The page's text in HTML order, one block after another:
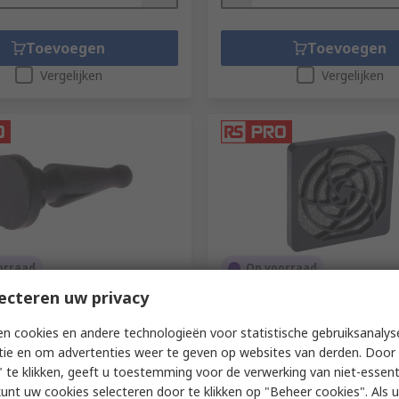
Toevoegen
Vergelijken
Toevoegen
Vergelijken
Mount Fan Mount Rivet
Fans
0862
zak van 50 eenheden)
Op voorraad
mm 95.8mm 7.1 mm
RS-stocknr.737-4080
Subtotaal (1 verpakking van 10
uw privacy
cookies en andere technologieën voor statistische
en om advertenties weer te geven op websites van derden. Door
te klikken, geeft u toestemming voor de verwerking van niet-
uw cookies selecteren door te klikken op "Beheer cookies". Als